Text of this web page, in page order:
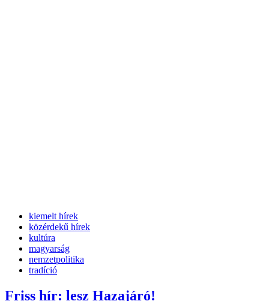
kiemelt hírek
közérdekű hírek
kultúra
magyarság
nemzetpolitika
tradíció
Friss hír: lesz Hazajáró!